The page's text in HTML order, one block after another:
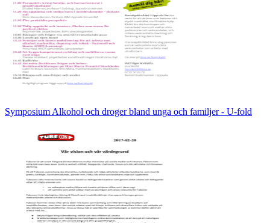
Symposium Alkohol och droger bland unga och familjer - U-fold